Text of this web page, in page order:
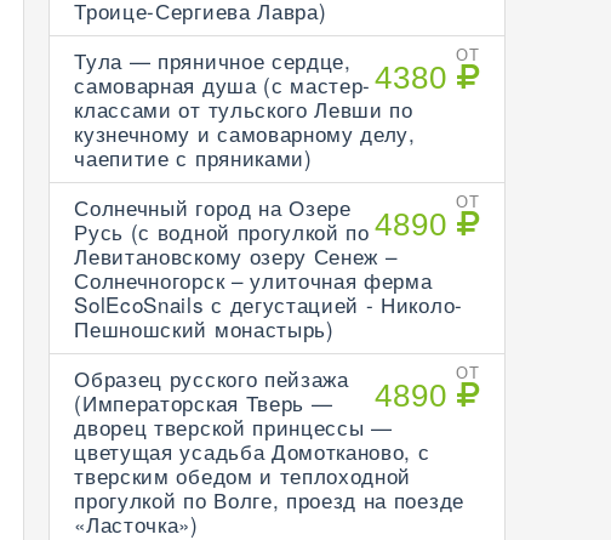
Троице-Сергиева Лавра)
ОТ
4380
Тула — пряничное сердце,
самоварная душа (с мастер-
классами от тульского Левши по
кузнечному и самоварному делу,
чаепитие с пряниками)
ОТ
4890
Солнечный город на Озере
Русь (с водной прогулкой по
Левитановскому озеру Сенеж –
Солнечногорск – улиточная ферма
SolEcoSnails с дегустацией - Николо-
Пешношский монастырь)
ОТ
4890
Образец русского пейзажа
(Императорская Тверь —
дворец тверской принцессы —
цветущая усадьба Домотканово, с
тверским обедом и теплоходной
прогулкой по Волге, проезд на поезде
«Ласточка»)